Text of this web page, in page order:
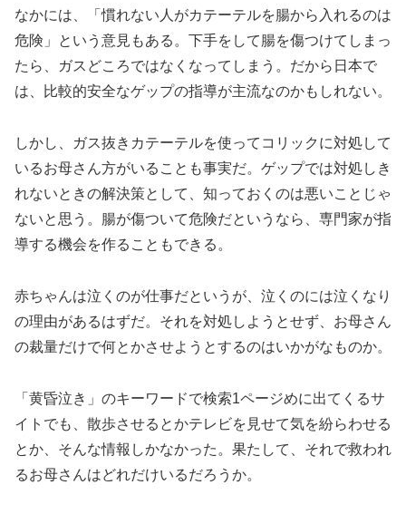
なかには、「慣れない人がカテーテルを腸から入れるのは
危険」という意見もある。下手をして腸を傷つけてしまっ
たら、ガスどころではなくなってしまう。だから日本で
は、比較的安全なゲップの指導が主流なのかもしれない。
しかし、ガス抜きカテーテルを使ってコリックに対処して
いるお母さん方がいることも事実だ。ゲップでは対処しき
れないときの解決策として、知っておくのは悪いことじゃ
ないと思う。腸が傷ついて危険だというなら、専門家が指
導する機会を作ることもできる。
赤ちゃんは泣くのが仕事だというが、泣くのには泣くなり
の理由があるはずだ。それを対処しようとせず、お母さん
の裁量だけで何とかさせようとするのはいかがなものか。
「黄昏泣き」のキーワードで検索1ページめに出てくるサ
イトでも、散歩させるとかテレビを見せて気を紛らわせる
とか、そんな情報しかなかった。果たして、それで救われ
るお母さんはどれだけいるだろうか。